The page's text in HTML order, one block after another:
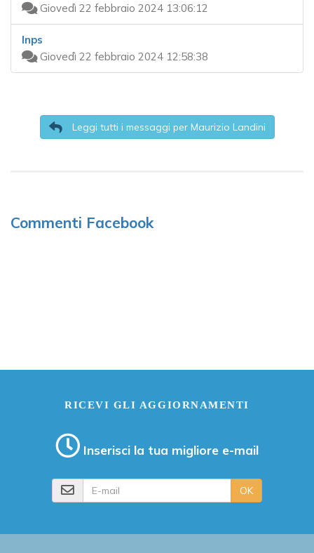
Giovedì 22 febbraio 2024 13:06:12
Inps
Giovedì 22 febbraio 2024 12:58:38
Leggi tutti i messaggi per Maurizio Landini
Commenti Facebook
RICEVI GLI AGGIORNAMENTI
Inserisci la tua migliore e-mail
OK